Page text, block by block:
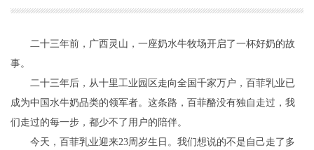
二十三年前，广西灵山，一座奶水牛牧场开启了一杯好奶的故
事。
二十三年后，从十里工业园区走向全国千家万户，百菲乳业已
成为中国水牛奶品类的领军者。这条路，百菲酪没有独自走过，我
们走过的每一步，都少不了用户的陪伴。
今天，百菲乳业迎来23周岁生日。我们想说的不是自己走了多